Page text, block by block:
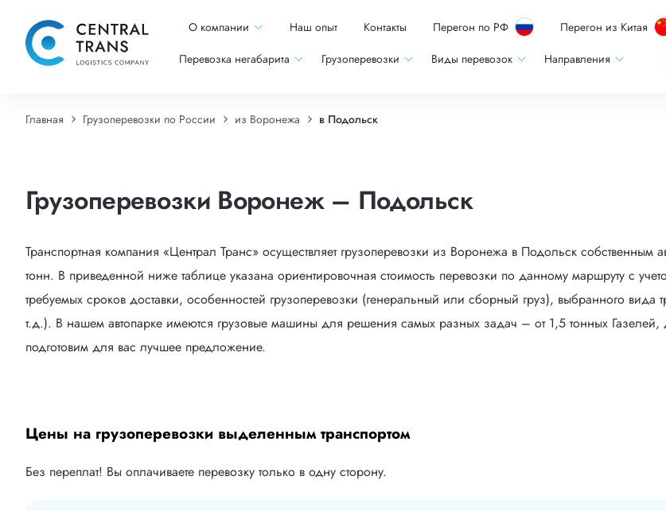
О компании Наш опыт Контакты Перегон по РФ Перегон из Китая
Перевозка негабарита Грузоперевозки Виды перевозок Направления
Главная Грузоперевозки по России из Воронежа в Подольск
Грузоперевозки Воронеж – Подольск
Транспортная компания «Централ Транс» осуществляет грузоперевозки из Воронежа в Подольск
тонн. В приведенной ниже таблице указана ориентировочная стоимость перевозки по данному маршруту с
требуемых сроков доставки, особенностей грузоперевозки (генеральный или сборный груз), выбранного вида
т.д.). В нашем автопарке имеются грузовые машины для решения самых разных задач – от 1,5 тонных Газелей,
подготовим для вас лучшее предложение.
Цены на грузоперевозки выделенным транспортом
Без переплат! Вы оплачиваете перевозку только в одну сторону.